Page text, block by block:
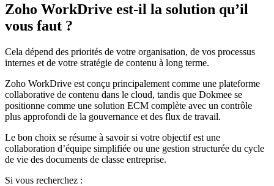
Zoho WorkDrive est-il la solution qu’il
vous faut ?
Cela dépend des priorités de votre organisation, de vos processus
internes et de votre stratégie de contenu à long terme.
Zoho WorkDrive est conçu principalement comme une plateforme
collaborative de contenu dans le cloud, tandis que Dokmee se
positionne comme une solution ECM complète avec un contrôle
plus approfondi de la gouvernance et des flux de travail.
Le bon choix se résume à savoir si votre objectif est une
collaboration d’équipe simplifiée ou une gestion structurée du cycle
de vie des documents de classe entreprise.
Si vous recherchez :